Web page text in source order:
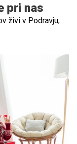
pri nas
živi v Podravju,